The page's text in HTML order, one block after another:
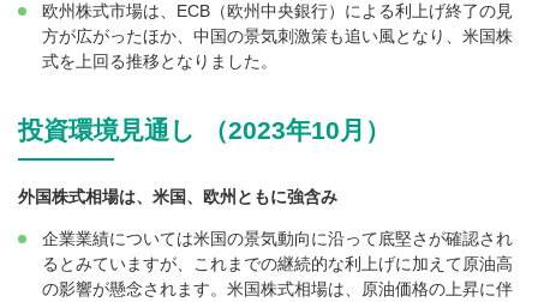
欧州株式市場は、ECB（欧州中央銀行）による利上げ終了の見
方が広がったほか、中国の景気刺激策も追い風となり、米国株
式を上回る推移となりました。
投資環境見通し （2023年10月）
外国株式相場は、米国、欧州ともに強含み
企業業績については米国の景気動向に沿って底堅さが確認され
るとみていますが、これまでの継続的な利上げに加えて原油高
の影響が懸念されます。米国株式相場は、原油価格の上昇に伴